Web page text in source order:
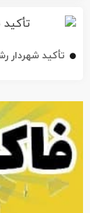
تأکید شهردار